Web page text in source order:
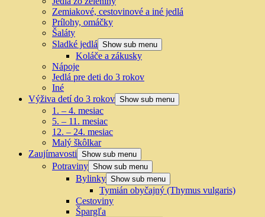
Zemiakové, cestovinové a iné jedlá
Prílohy, omáčky
Šaláty
Sladké jedlá Show sub menu
Koláče a zákusky
Nápoje
Jedlá pre deti do 3 rokov
Iné
Výživa detí do 3 rokov Show sub menu
1. – 4. mesiac
5. – 11. mesiac
12. – 24. mesiac
Malý škôlkar
Zaujímavosti Show sub menu
Potraviny Show sub menu
Bylinky Show sub menu
Tymián obyčajný (Thymus vulgaris)
Cestoviny
Špargľa